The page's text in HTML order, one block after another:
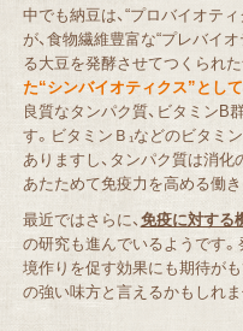
中でも納豆は、“プロバイオテ
が、食物繊維豊富な“プレバイ
る大豆を発酵させてつくられ
た“シンバイオティクス”とし
良質なタンパク質、ビタミンB
す。ビタミンＢ₁などのビタミ
ありますし、タンパク質は消
あたためて免疫力を高める働き
最近ではさらに、免疫に対する
の研究も進んでいるようです
境作りを促す効果にも期待が
の強い味方と言えるかもしれま